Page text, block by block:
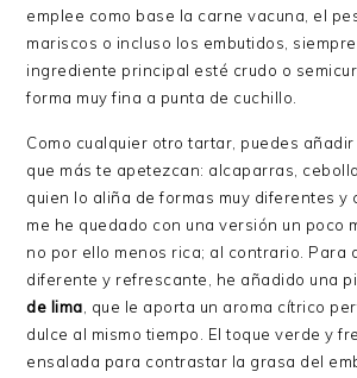
emplee como base la carne vacuna, el
mariscos o incluso los embutidos,
ingrediente principal esté crudo o
forma muy fina a punta de cuchillo.
Como cualquier otro tartar, puedes
que más te apetezcan: alcaparras,
quien lo aliña de formas muy diferentes y
me he quedado con una versión un poco
no por ello menos rica; al contrario. Para
diferente y refrescante, he añadido una
de lima, que le aporta un aroma cítrico
dulce al mismo tiempo. El toque verde y
ensalada para contrastar la grasa del